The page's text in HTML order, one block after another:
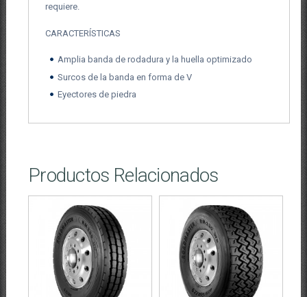
requiere.
CARACTERÍSTICAS
Amplia banda de rodadura y la huella optimizado
Surcos de la banda en forma de V
Eyectores de piedra
Productos Relacionados